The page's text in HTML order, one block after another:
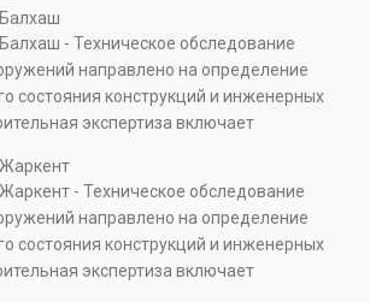
эксплуатационной безопасности.
при покупке недвижимости,
ремонте и реконструкции объектов, а
разбирательствах и технических
- Техническое обследование
направлено на определение
состояния конструкций и инженерных
экспертиза включает
эксплуатационной безопасности.
при покупке недвижимости,
ремонте и реконструкции объектов, а
разбирательствах и технических
- Техническое обследование
направлено на определение
состояния конструкций и инженерных
экспертиза включает